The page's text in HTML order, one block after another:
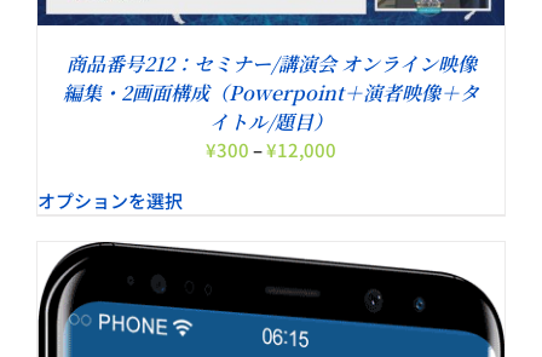
商品番号212：セミナー/講演会 オンライン映像
編集・2画面構成（Powerpoint＋演者映像＋タ
イトル/題目）
¥300–¥12,000
オプションを選択